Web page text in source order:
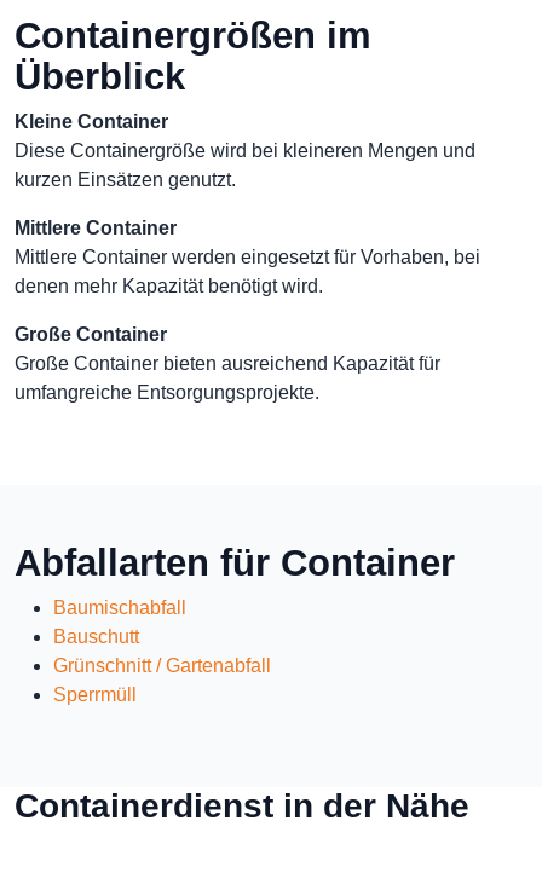
Containergrößen im
Überblick
Kleine Container
Diese Containergröße wird bei kleineren Mengen und
kurzen Einsätzen genutzt.
Mittlere Container
Mittlere Container werden eingesetzt für Vorhaben, bei
denen mehr Kapazität benötigt wird.
Große Container
Große Container bieten ausreichend Kapazität für
umfangreiche Entsorgungsprojekte.
Abfallarten für Container
Baumischabfall
Bauschutt
Grünschnitt / Gartenabfall
Sperrmüll
Containerdienst in der Nähe